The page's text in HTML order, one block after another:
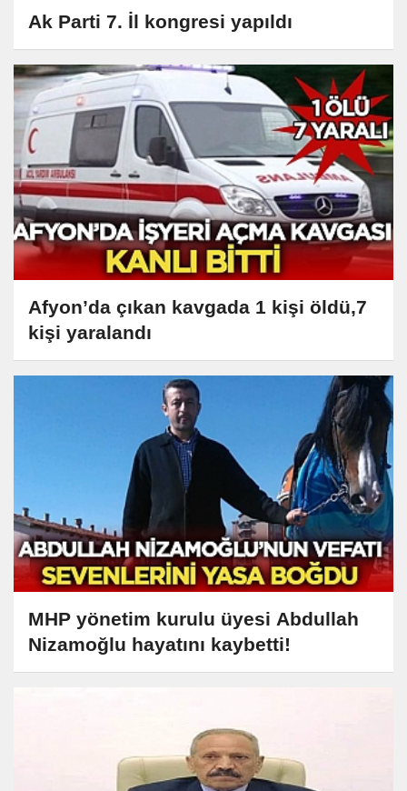
Ak Parti 7. İl kongresi yapıldı
Afyon’da çıkan kavgada 1 kişi öldü,7
kişi yaralandı
MHP yönetim kurulu üyesi Abdullah
Nizamoğlu hayatını kaybetti!